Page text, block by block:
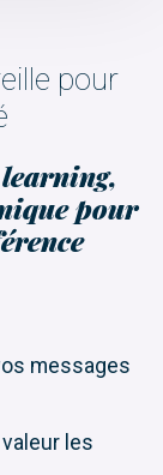
pour
pour
messages
les